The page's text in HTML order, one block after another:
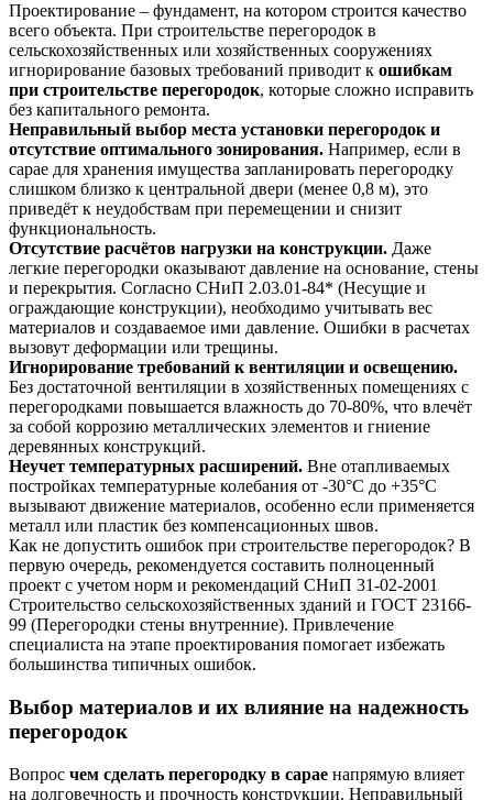
Проектирование – фундамент, на котором строится качество
всего объекта. При строительстве перегородок в
сельскохозяйственных или хозяйственных сооружениях
игнорирование базовых требований приводит к ошибкам
при строительстве перегородок, которые сложно исправить
без капитального ремонта.
Неправильный выбор места установки перегородок и
отсутствие оптимального зонирования. Например, если в
сарае для хранения имущества запланировать перегородку
слишком близко к центральной двери (менее 0,8 м), это
приведёт к неудобствам при перемещении и снизит
функциональность.
Отсутствие расчётов нагрузки на конструкции. Даже
легкие перегородки оказывают давление на основание, стены
и перекрытия. Согласно СНиП 2.03.01-84* (Несущие и
ограждающие конструкции), необходимо учитывать вес
материалов и создаваемое ими давление. Ошибки в расчетах
вызовут деформации или трещины.
Игнорирование требований к вентиляции и освещению.
Без достаточной вентиляции в хозяйственных помещениях с
перегородками повышается влажность до 70-80%, что влечёт
за собой коррозию металлических элементов и гниение
деревянных конструкций.
Неучет температурных расширений. Вне отапливаемых
постройках температурные колебания от -30°C до +35°C
вызывают движение материалов, особенно если применяется
металл или пластик без компенсационных швов.
Как не допустить ошибок при строительстве перегородок? В
первую очередь, рекомендуется составить полноценный
проект с учетом норм и рекомендаций СНиП 31-02-2001
Строительство сельскохозяйственных зданий и ГОСТ 23166-
99 (Перегородки стены внутренние). Привлечение
специалиста на этапе проектирования помогает избежать
большинства типичных ошибок.
Выбор материалов и их влияние на надежность
перегородок
Вопрос чем сделать перегородку в сарае напрямую влияет
на долговечность и прочность конструкции. Неправильный